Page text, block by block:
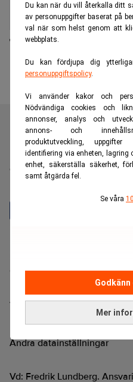
Du kan när du vill återkalla ditt
av personuppgifter baserat på
val när som helst genom att
webbplats.
Du kan fördjupa dig
personuppgiftspolicy.
Vi använder kakor och
Nödvändiga cookies och
annonser, analys och
annons- och
produktutveckling,
identifiering via enheten,
enhet, säkerställa säkerhet,
samt åtgärda fel.
Se våra
Mer
Tobin Properties vd och
Realtid är en oberoende
dig som vill fördjupa dig
näringslivsnyheter.
Cookiepolicy
Annonsera på Realtid
Ändra datainställningar
Vd: Fredrik Lundberg.